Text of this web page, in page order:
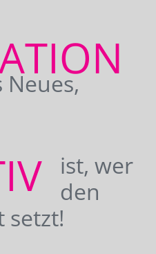
Neues,
ist, wer
den
setzt!